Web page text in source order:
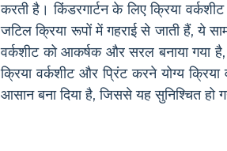
करती है। किंडरगार्टन के लिए क्रिया
जटिल क्रिया रूपों में गहराई से जाती हैं, ये
वर्कशीट को आकर्षक और सरल बनाया गया
क्रिया वर्कशीट और प्रिंट करने योग्य
आसान बना दिया है, जिससे यह सुनिश्चित